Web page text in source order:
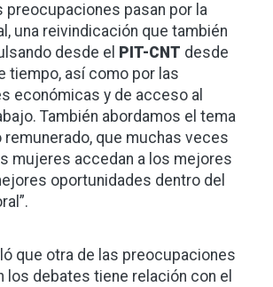
preocupaciones pasan por la
una reivindicación que también
desde el
PIT-CNT desde
tiempo, así como por las
económicas y de acceso al
También abordamos el tema
remunerado, que muchas veces
mujeres accedan a los mejores
oportunidades dentro del
que otra de las preocupaciones
los debates tiene relación con el